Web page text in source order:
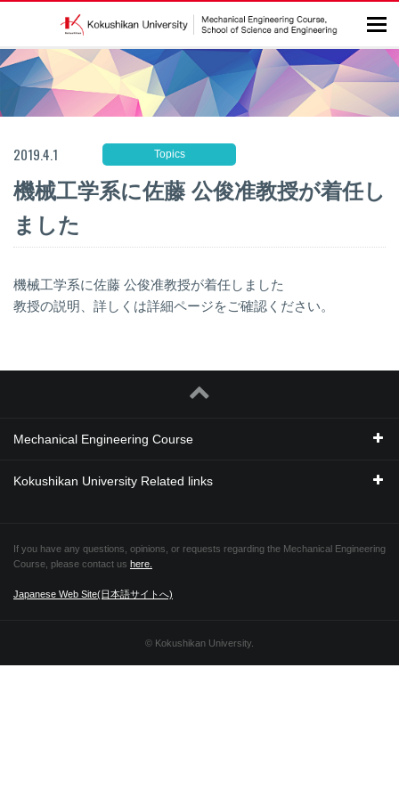
2019.4.1 Topics
機械工学系に佐藤 公俊准教授が着任し
ました
機械工学系に佐藤 公俊准教授が着任しました
教授の説明、詳しくは詳細ページをご確認ください。
Mechanical Engineering Course
Kokushikan University Related links
If you have any questions, opinions, or requests regarding the Mechanical Engineering
Course, please contact us here.
Japanese Web Site(日本語サイトへ)
© Kokushikan University.